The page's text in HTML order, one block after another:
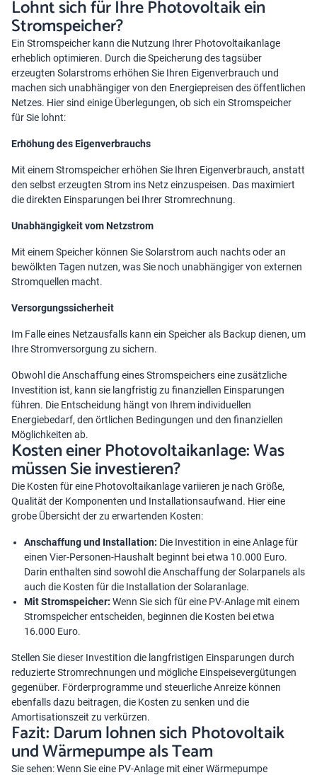
Lohnt sich für Ihre Photovoltaik ein
Stromspeicher?
Ein Stromspeicher kann die Nutzung Ihrer Photovoltaikanlage
erheblich optimieren. Durch die Speicherung des tagsüber
erzeugten Solarstroms erhöhen Sie Ihren Eigenverbrauch und
machen sich unabhängiger von den Energiepreisen des öffentlichen
Netzes. Hier sind einige Überlegungen, ob sich ein Stromspeicher
für Sie lohnt:
Erhöhung des Eigenverbrauchs
Mit einem Stromspeicher erhöhen Sie Ihren Eigenverbrauch, anstatt
den selbst erzeugten Strom ins Netz einzuspeisen. Das maximiert
die direkten Einsparungen bei Ihrer Stromrechnung.
Unabhängigkeit vom Netzstrom
Mit einem Speicher können Sie Solarstrom auch nachts oder an
bewölkten Tagen nutzen, was Sie noch unabhängiger von externen
Stromquellen macht.
Versorgungssicherheit
Im Falle eines Netzausfalls kann ein Speicher als Backup dienen, um
Ihre Stromversorgung zu sichern.
Obwohl die Anschaffung eines Stromspeichers eine zusätzliche
Investition ist, kann sie langfristig zu finanziellen Einsparungen
führen. Die Entscheidung hängt von Ihrem individuellen
Energiebedarf, den örtlichen Bedingungen und den finanziellen
Möglichkeiten ab.
Kosten einer Photovoltaikanlage: Was
müssen Sie investieren?
Die Kosten für eine Photovoltaikanlagevariieren je nach Größe,
Qualität der Komponenten und Installationsaufwand. Hier eine
grobe Übersicht der zu erwartenden Kosten:
Anschaffung und Installation: Die Investition in eine Anlage für
einen Vier-Personen-Haushalt beginnt bei etwa 10.000 Euro.
Darin enthalten sind sowohl die Anschaffung der Solarpanels als
auch die Kosten für die Installation der Solaranlage.
Mit Stromspeicher: Wenn Sie sich für eine PV-Anlage mit einem
Stromspeicher entscheiden, beginnen die Kosten bei etwa
16.000 Euro.
Stellen Sie dieser Investition die langfristigen Einsparungen durch
reduzierte Stromrechnungen und mögliche Einspeisevergütungen
gegenüber. Förderprogramme und steuerliche Anreize können
ebenfalls dazu beitragen, die Kosten zu senken und die
Amortisationszeit zu verkürzen.
Fazit: Darum lohnen sich Photovoltaik
und Wärmepumpe als Team
Sie sehen: Wenn Sie eine PV-Anlage mit einer Wärmepumpe